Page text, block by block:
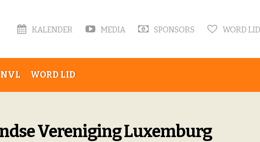
KALENDER MEDIA SPONSORS WORD LID
NVL WORD LID
Vereniging Luxemburg